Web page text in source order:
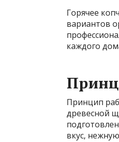
Горячее
вариантов
каждого
Принцип
древесной
вкус,